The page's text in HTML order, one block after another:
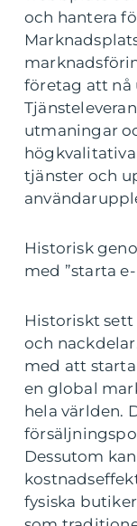
och hantera
företag att nå
utmaningar
tjänster och
Historisk
med ”starta
Historiskt
och
med att
en global
hela världen.
Dessutom
fysiska